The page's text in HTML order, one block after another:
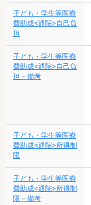
子ども・学生等医療
費助成<通院>自己負
担
子ども・学生等医療
費助成<通院>自己負
担－備考
子ども・学生等医療
費助成<通院>所得制
限
子ども・学生等医療
費助成<通院>所得制
限－備考